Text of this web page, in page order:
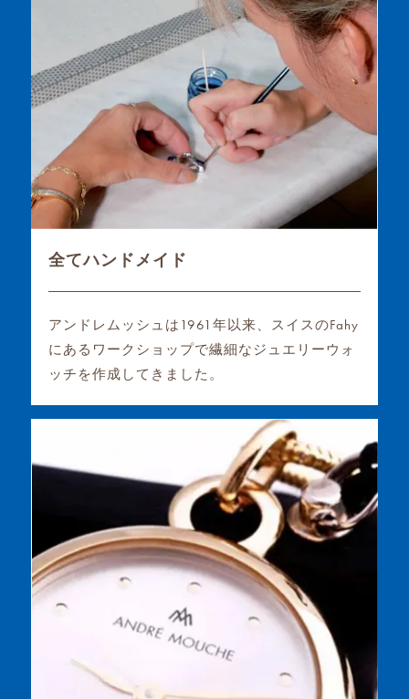
全てハンドメイド
アンドレムッシュは1961年以来、スイスのFahy
にあるワークショップで繊細なジュエリーウォ
ッチを作成してきました。